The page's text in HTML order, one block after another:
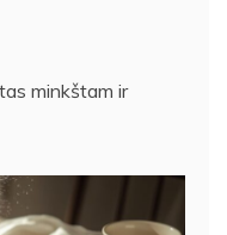
minkštam ir